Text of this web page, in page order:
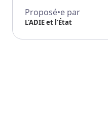
Proposé•e par
L'ADIE et l'État